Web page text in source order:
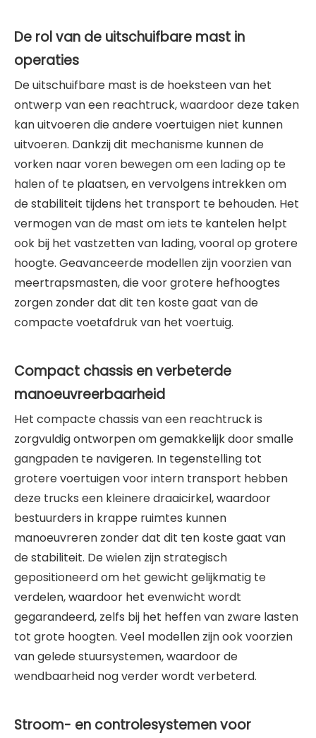
De rol van de uitschuifbare mast in
operaties
De uitschuifbare mast is de hoeksteen van het
ontwerp van een reachtruck, waardoor deze taken
kan uitvoeren die andere voertuigen niet kunnen
uitvoeren. Dankzij dit mechanisme kunnen de
vorken naar voren bewegen om een ​​lading op te
halen of te plaatsen, en vervolgens intrekken om
de stabiliteit tijdens het transport te behouden. Het
vermogen van de mast om iets te kantelen helpt
ook bij het vastzetten van lading, vooral op grotere
hoogte. Geavanceerde modellen zijn voorzien van
meertrapsmasten, die voor grotere hefhoogtes
zorgen zonder dat dit ten koste gaat van de
compacte voetafdruk van het voertuig.
Compact chassis en verbeterde
manoeuvreerbaarheid
Het compacte chassis van een reachtruck is
zorgvuldig ontworpen om gemakkelijk door smalle
gangpaden te navigeren. In tegenstelling tot
grotere voertuigen voor intern transport hebben
deze trucks een kleinere draaicirkel, waardoor
bestuurders in krappe ruimtes kunnen
manoeuvreren zonder dat dit ten koste gaat van
de stabiliteit. De wielen zijn strategisch
gepositioneerd om het gewicht gelijkmatig te
verdelen, waardoor het evenwicht wordt
gegarandeerd, zelfs bij het heffen van zware lasten
tot grote hoogten. Veel modellen zijn ook voorzien
van gelede stuursystemen, waardoor de
wendbaarheid nog verder wordt verbeterd.
Stroom- en controlesystemen voor